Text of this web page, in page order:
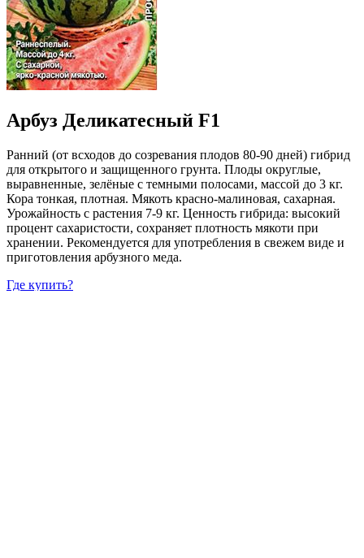
Арбуз Деликатесный F1
Ранний (от всходов до созревания плодов 80-90 дней) гибрид
для открытого и защищенного грунта. Плоды округлые,
выравненные, зелёные с темными полосами, массой до 3 кг.
Кора тонкая, плотная. Мякоть красно-малиновая, сахарная.
Урожайность с растения 7-9 кг. Ценность гибрида: высокий
процент сахаристости, сохраняет плотность мякоти при
хранении. Рекомендуется для употребления в свежем виде и
приготовления арбузного меда.
Где купить?